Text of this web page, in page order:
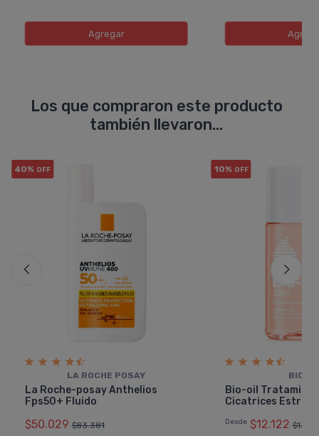
Agregar
Los que compraron este producto
también llevaron...
40% OFF
LA ROCHE POSAY
La Roche-posay Anthelios
Fps50+ Fluido
$50.029 $83.381
10% OFF
BIO-
Bio-oil
Cicatrices Estrí­as
Desde $12.122